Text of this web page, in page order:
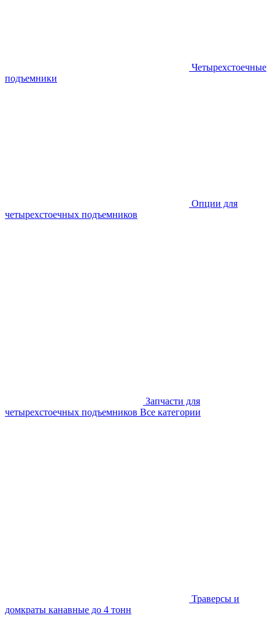
Четырехстоечные
подъемники
Опции для
четырехстоечных подъемников
Запчасти для
четырехстоечных подъемников Все категории
Траверсы и
домкраты канавные до 4 тонн